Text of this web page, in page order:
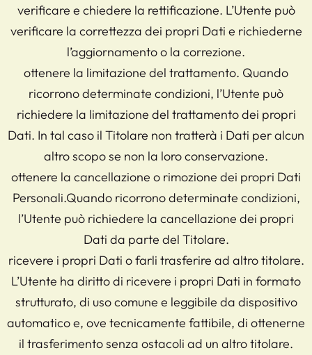
verificare e chiedere la rettificazione. L’Utente può
verificare la correttezza dei propri Dati e richiederne
l’aggiornamento o la correzione.
ottenere la limitazione del trattamento. Quando
ricorrono determinate condizioni, l’Utente può
richiedere la limitazione del trattamento dei propri
Dati. In tal caso il Titolare non tratterà i Dati per alcun
altro scopo se non la loro conservazione.
ottenere la cancellazione o rimozione dei propri Dati
Personali.Quando ricorrono determinate condizioni,
l’Utente può richiedere la cancellazione dei propri
Dati da parte del Titolare.
ricevere i propri Dati o farli trasferire ad altro titolare.
L’Utente ha diritto di ricevere i propri Dati in formato
strutturato, di uso comune e leggibile da dispositivo
automatico e, ove tecnicamente fattibile, di ottenerne
il trasferimento senza ostacoli ad un altro titolare.